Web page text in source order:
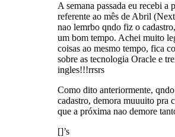
A semana passada eu recebi a
referente ao mês de Abril
nao lemrbo qndo fiz o
um bom tempo. Achei muito
coisas ao mesmo tempo, fica
sobre as tecnologia Oracle e
ingles!!!rrsrs
Como dito anteriormente,
cadastro, demora muuuito pra
que a próxima nao demore
[]’s